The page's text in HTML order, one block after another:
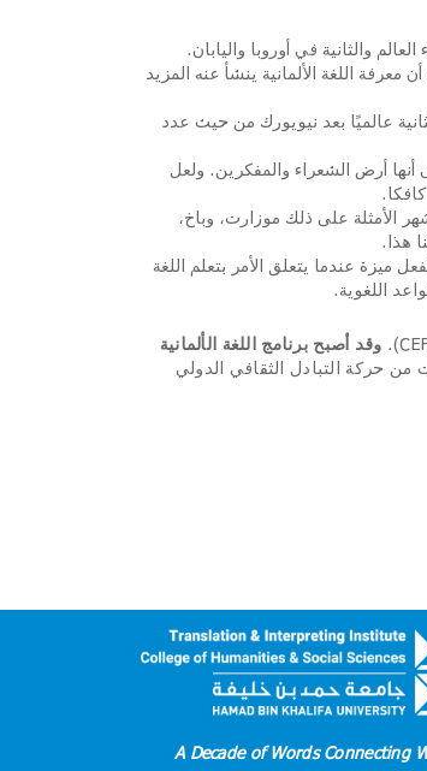
والثانية في أوروبا واليابان.
التصدير رقم 1 في العالم. مما يعني أن معرفة اللغة الألمانية ينشأ عنه المزيد
الثانية عالميًا بعد نيويورك من حيث عدد
أنها أرض الشعراء والمفكرين. ولعل
.
الأمثلة على ذلك موزارت، وباخ،
هذا.
ميزة عندما يتعلق الأمر بتعلم اللغة
اللغوية.
وقد أصبح برنامج اللغة الألمانية
من حركة التبادل الثقافي الدولي
A Decade of Words Connecting